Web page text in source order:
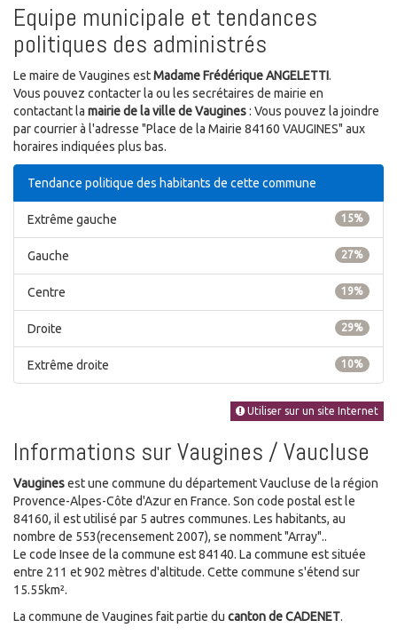
Equipe municipale et tendances
politiques des administrés
Le maire de Vaugines estMadame Frédérique ANGELETTI.
Vous pouvez contacter la ou les secrétaires de mairie en
contactant la mairie de la ville de Vaugines: Vous pouvez la joindre
par courrier à l'adresse "Place de la Mairie 84160 VAUGINES" aux
horaires indiquées plus bas.
Tendance politique des habitants de cette commune
15%
Extrême gauche
27%
Gauche
19%
Centre
29%
Droite
10%
Extrême droite
Utiliser sur un site Internet
Informations sur Vaugines / Vaucluse
Vauginesest une commune du département Vaucluse de la région
Provence-Alpes-Côte d'Azur en France. Son code postal est le
84160, il est utilisé par 5 autres communes. Les habitants, au
nombre de 553(recensement 2007), se nomment "Array"..
Le code Insee de la commune est 84140. La commune est située
entre 211 et 902 mètres d'altitude. Cette commune s'étend sur
15.55km².
La commune de Vaugines fait partie du canton de CADENET.